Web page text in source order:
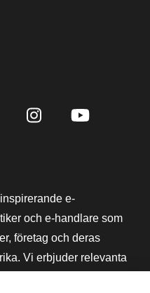
e-
och e-handlare som
företag och deras
Vi erbjuder relevanta